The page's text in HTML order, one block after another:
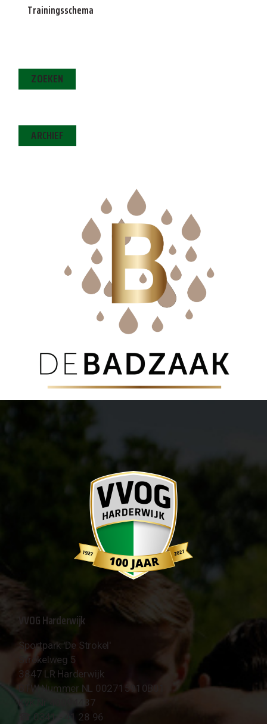
Trainingsschema
ZOEKEN
ARCHIEF
VVOG Harderwijk
Sportpark 'De Strokel'
Strokelweg 5
3847 LR Harderwijk
BTW Nummer NL 002715910B01
KvK Nr 40094437
☎︎ 0341 - 41 28 96